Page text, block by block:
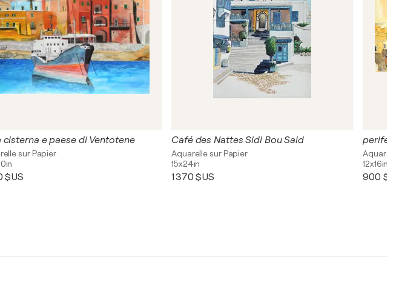
cisterna e paese di Ventotene
sur Papier
$US
Café des Nattes Sidi Bou Said
Aquarelle sur Papier
15x24in
1 370 $US
12x16in
900